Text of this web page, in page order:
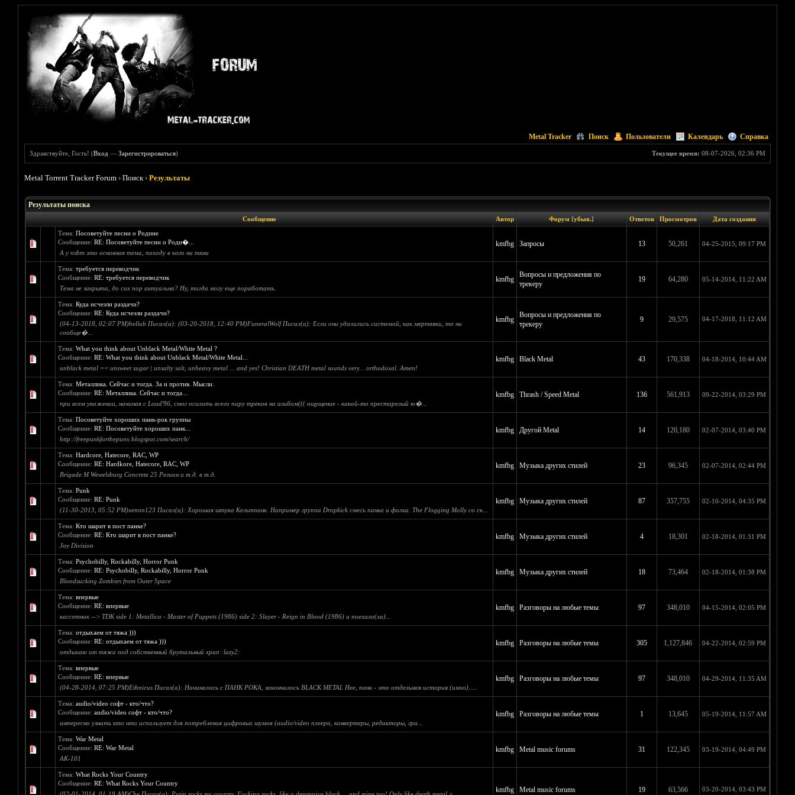
Metal Tracker Поиск Пользователи Календарь Справка
Текущее время: 08-07-2026, 02:36 PM
Здравствуйте, Гость! (Вход —Зарегистрироваться)
Metal Torrent Tracker Forum ›Поиск ›Результаты
Результаты поиска
Сообщение Автор Форум [убыв.] Ответов Просмотров
Дата создания
Тема: Посоветуйте песни о Родине
Сообщение: RE: Посоветуйте песни о Роди�...
А у nsbm это основная тема, походу в кого ни ткни
kmfbg Запросы 13 50,261 04-25-2015, 09:17 PM
Тема: требуется переводчик
Сообщение: RE: требуется переводчик
Тема не закрыта, до сих пор актуальна? Ну, тогда могу еще поработать.
kmfbg
Вопросы и предложения по
трекеру
19 64,280 05-14-2014, 11:22 AM
Тема: Куда исчезли раздачи?
Сообщение: RE: Куда исчезли раздачи?
(04-13-2018, 02:07 PM)hellab Писал(а): (03-20-2018, 12:40 PM)FuneralWolf Писал(а): Если они удалились системой, как мертвяки, то ни
сообще�...
kmfbg
Вопросы и предложения по
трекеру
9 29,575 04-17-2018, 11:12 AM
Тема: What you think about Unblack Metal/White Metal ?
Сообщение: RE: What you think about Unblack Metal/White Metal...
unblack metal == unsweet sugar | unsalty salt, unheavy metal ... and yes! Christian DEATH metal sounds very... orthodoxal. Amen!
kmfbg Black Metal 43 170,338 04-18-2014, 10:44 AM
Тема: Металлика. Сейчас и тогда. За и против. Мысли.
Сообщение: RE: Металлика. Сейчас и тогда...
при всем уважении, начиная с Load'96, смог осилить всего пару треков на альбом((( ощущение - какой-то престарелый ю�...
kmfbg Thrash / Speed Metal 136 561,913 09-22-2014, 03:29 PM
Тема: Посоветуйте хороших панк-рок группы
Сообщение: RE: Посоветуйте хороших панк...
http://freepunkforthepunx.blogspot.com/search/
kmfbg Другой Metal 14 120,180 02-07-2014, 03:40 PM
Тема: Hardcore, Hatecore, RAC, WP
Сообщение: RE: Hardkore, Hatecore, RAC, WP
Brigade M Wewelsburg Concrete 25 Регион и т.д. в т.д.
kmfbg Музыка других стилей 23 96,345 02-07-2014, 02:44 PM
Тема: Punk
Сообщение: RE: Punk
(11-30-2013, 05:52 PM)xenon123 Писал(а): Хорошая штука Кельтпанк. Например группа Dropkick смесь панка и фолка. The Flogging Molly со ск...
kmfbg Музыка других стилей 87 357,755 02-10-2014, 04:35 PM
Тема: Кто шарит в пост панке?
Сообщение: RE: Кто шарит в пост панке?
Joy Division
kmfbg Музыка других стилей 4 18,301 02-18-2014, 01:31 PM
Тема: Psychobilly, Rockabilly, Horror Punk
Сообщение: RE: Psychobilly, Rockabilly, Horror Punk
Bloodsucking Zombies from Outer Space
kmfbg Музыка других стилей 18 73,464 02-18-2014, 01:38 PM
Тема: впервые
Сообщение: RE: впервые
кассетник --> TDK side 1: Metallica - Master of Puppets (1986) side 2: Slayer - Reign in Blood (1986) и поехало(ла)...
kmfbg Разговоры на любые темы 97 348,010 04-15-2014, 02:05 PM
Тема: отдыхаем от тяжа )))
Сообщение: RE: отдыхаем от тяжа )))
отдыхаю от тяжа под собственный брутальный храп :lazy2:
kmfbg Разговоры на любые темы 305 1,127,846 04-22-2014, 02:59 PM
Тема: впервые
Сообщение: RE: впервые
(04-28-2014, 07:25 PM)Ethnicus Писал(а): Начиналось с ПАНК РОКА, закончилось BLACK METAL Нее, панк - это отдельная история (имхо).....
kmfbg Разговоры на любые темы 97 348,010 04-29-2014, 11:35 AM
Тема: audio/video софт - кто/что?
Сообщение: audio/video софт - кто/что?
интересно узнать кто что использует для потребления цифровых шумов (audio/video плеера, конвертеры, редакторы, гра...
kmfbg Разговоры на любые темы 1 13,645 05-19-2014, 11:57 AM
Тема: War Metal
Сообщение: RE: War Metal
AK-101
kmfbg Metal music forums 31 122,345 03-19-2014, 04:49 PM
Тема: What Rocks Your Country
Сообщение: RE: What Rocks Your Country
kmfbg Metal music forums 19 63,566 03-20-2014, 03:43 PM